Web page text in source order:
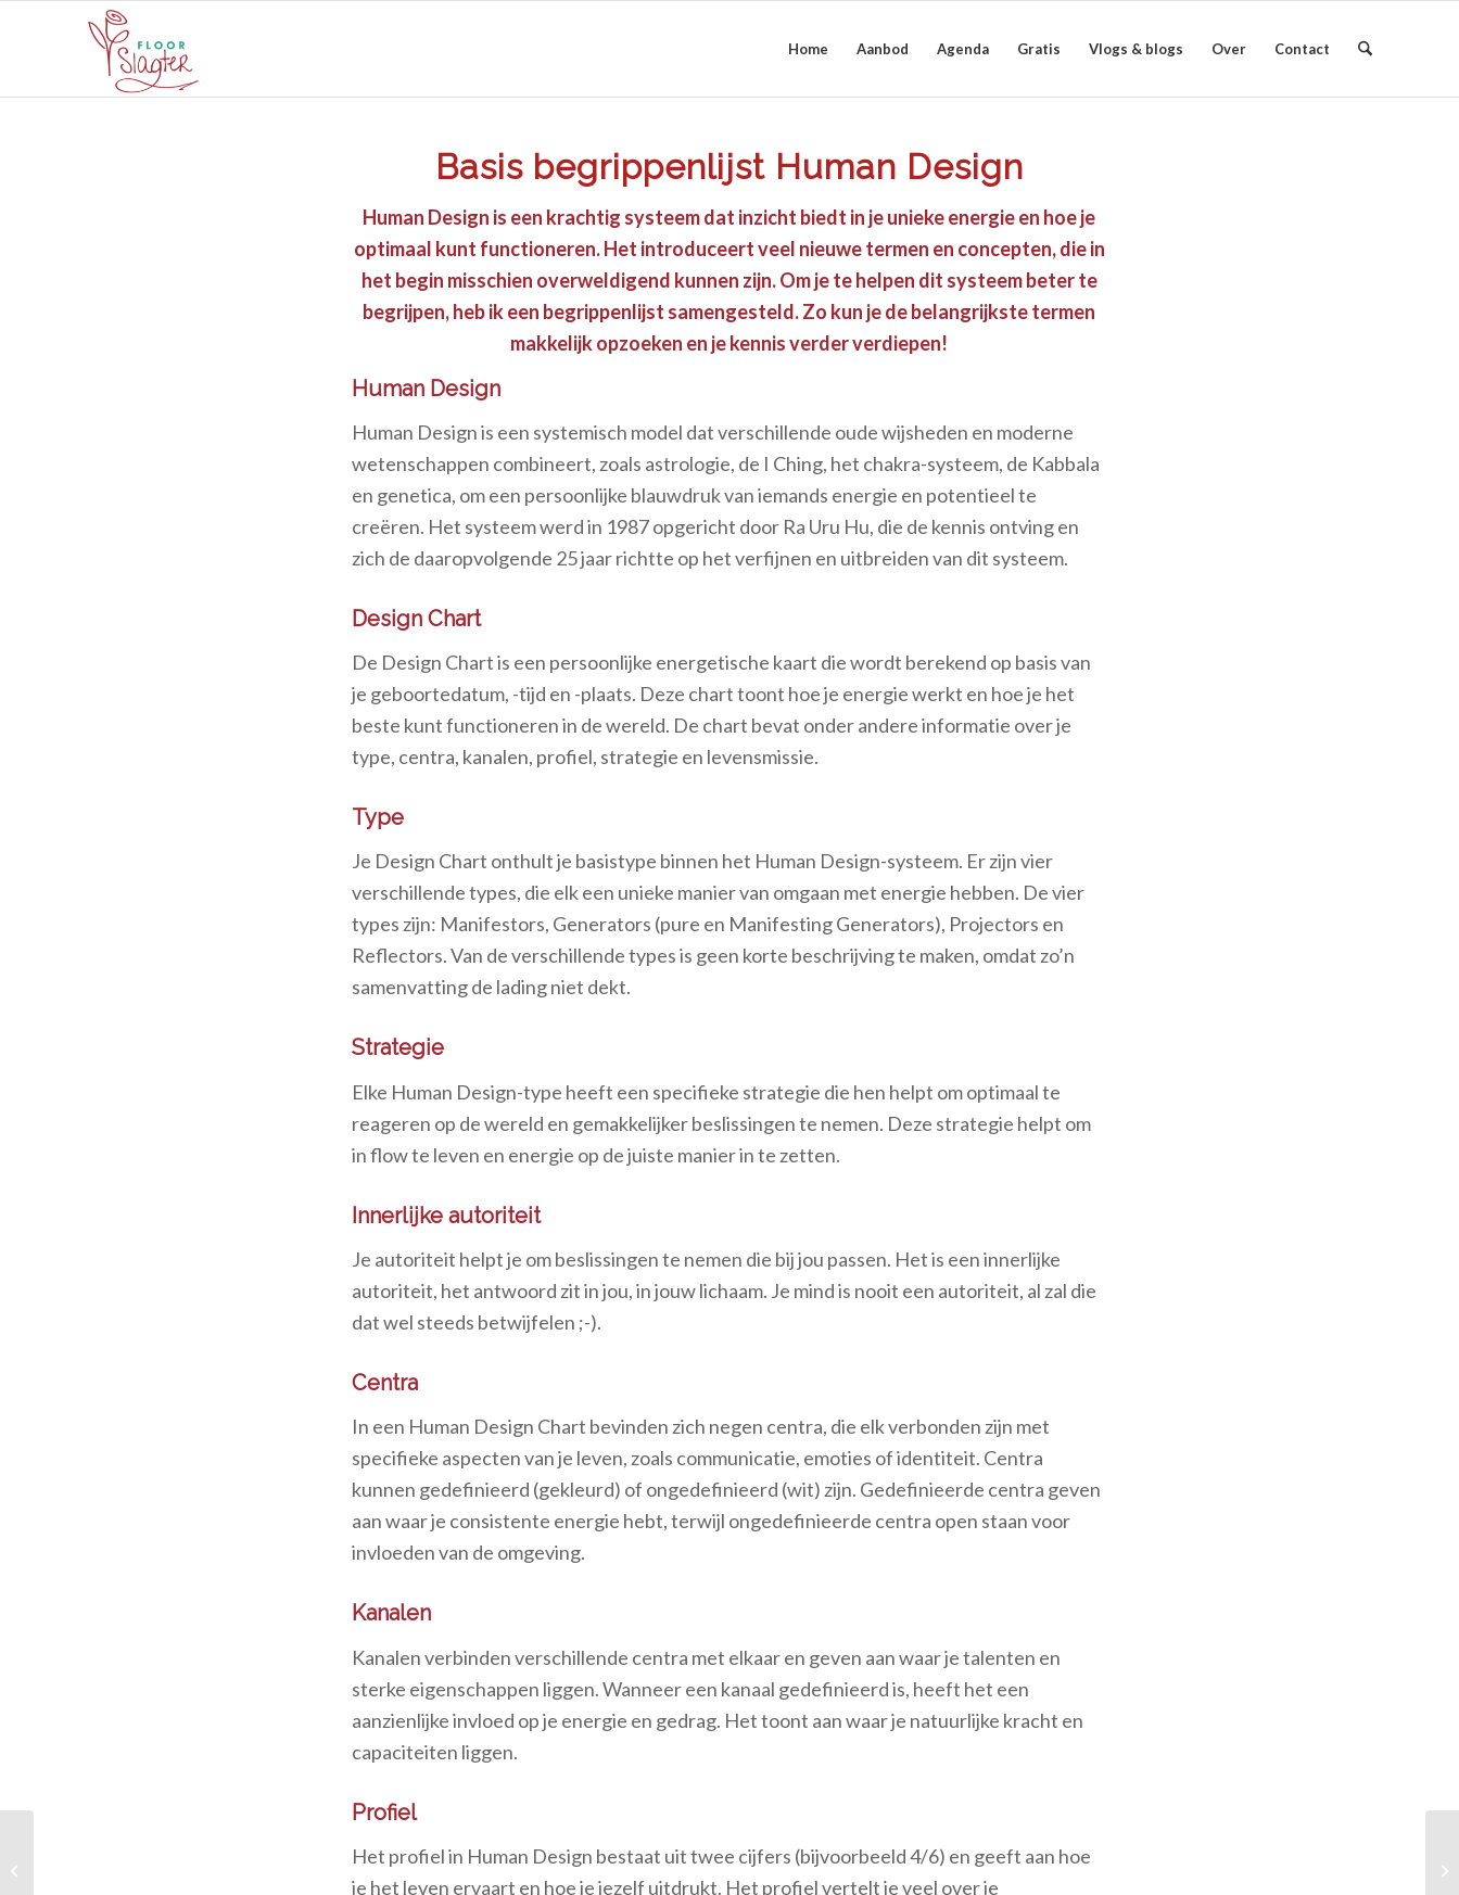
Home Aanbod Agenda Gratis Vlogs & blogs Over Contact
Basis begrippenlijst Human Design
Human Design is een krachtig systeem dat inzicht biedt in je unieke energie en hoe je
optimaal kunt functioneren. Het introduceert veel nieuwe termen en concepten, die in
het begin misschien overweldigend kunnen zijn. Om je te helpen dit systeem beter te
begrijpen, heb ik een begrippenlijst samengesteld. Zo kun je de belangrijkste termen
makkelijk opzoeken en je kennis verder verdiepen!
Human Design
Human Design is een systemisch model dat verschillende oude wijsheden en moderne
wetenschappen combineert, zoals astrologie, de I Ching, het chakra-systeem, de Kabbala
en genetica, om een persoonlijke blauwdruk van iemands energie en potentieel te
creëren. Het systeem werd in 1987 opgericht door Ra Uru Hu, die de kennis ontving en
zich de daaropvolgende 25 jaar richtte op het verfijnen en uitbreiden van dit systeem.
Design Chart
De Design Chart is een persoonlijke energetische kaart die wordt berekend op basis van
je geboortedatum, -tijd en -plaats. Deze chart toont hoe je energie werkt en hoe je het
beste kunt functioneren in de wereld. De chart bevat onder andere informatie over je
type, centra, kanalen, profiel, strategie en levensmissie.
Type
Je Design Chart onthult je basistype binnen het Human Design-systeem. Er zijn vier
verschillende types, die elk een unieke manier van omgaan met energie hebben. De vier
types zijn: Manifestors, Generators (pure en Manifesting Generators), Projectors en
Reflectors. Van de verschillende types is geen korte beschrijving te maken, omdat zo’n
samenvatting de lading niet dekt.
Strategie
Elke Human Design-type heeft een specifieke strategie die hen helpt om optimaal te
reageren op de wereld en gemakkelijker beslissingen te nemen. Deze strategie helpt om
in flow te leven en energie op de juiste manier in te zetten.
Innerlijke autoriteit
Je autoriteit helpt je om beslissingen te nemen die bij jou passen. Het is een innerlijke
autoriteit, het antwoord zit in jou, in jouw lichaam. Je mind is nooit een autoriteit, al zal die
dat wel steeds betwijfelen ;-).
Centra
In een Human Design Chart bevinden zich negen centra, die elk verbonden zijn met
specifieke aspecten van je leven, zoals communicatie, emoties of identiteit. Centra
kunnen gedefinieerd (gekleurd) of ongedefinieerd (wit) zijn. Gedefinieerde centra geven
aan waar je consistente energie hebt, terwijl ongedefinieerde centra open staan voor
invloeden van de omgeving.
Kanalen
Kanalen verbinden verschillende centra met elkaar en geven aan waar je talenten en
sterke eigenschappen liggen. Wanneer een kanaal gedefinieerd is, heeft het een
aanzienlijke invloed op je energie en gedrag. Het toont aan waar je natuurlijke kracht en
capaciteiten liggen.
Profiel
Het profiel in Human Design bestaat uit twee cijfers (bijvoorbeeld 4/6) en geeft aan hoe
je het leven ervaart en hoe je jezelf uitdrukt. Het profiel vertelt je veel over je